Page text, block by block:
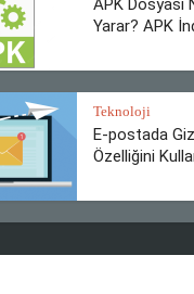
APK Dosyası
Yarar? APK
Teknoloji
E-postada
Özelliğini